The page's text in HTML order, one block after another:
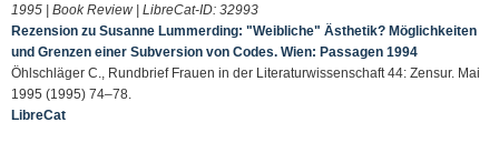
1995 | Book Review | LibreCat-ID: 32993
Rezension zu Susanne Lummerding: "Weibliche" Ästhetik? Möglichkeiten
und Grenzen einer Subversion von Codes. Wien: Passagen 1994
Öhlschläger C., Rundbrief Frauen in der Literaturwissenschaft 44: Zensur. Mai
1995 (1995) 74–78.
LibreCat